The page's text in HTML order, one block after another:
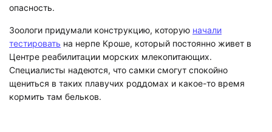
опасность.
Зоологи придумали конструкцию, которую начали
тестировать на нерпе Кроше, который постоянно живет в
Центре реабилитации морских млекопитающих.
Специалисты надеются, что самки смогут спокойно
щениться в таких плавучих роддомах и какое-то время
кормить там бельков.